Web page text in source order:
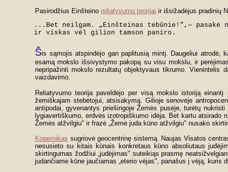
Pasirodžius Einšteino reliatyvumo teorijai ir išsižadėjus pradinių
...Bet neilgam. „Einšteinas tebūnie!",— pasakė
ir viskas vėl gilion tamson paniro.
Šis sąmojis atspindėjo gan paplitusią mintį. Daugeliui atrodė,
esamą mokslo išsivystymo pakopą su visu mokslu, ir
nepripažinti mokslo rezultatų objektyvaus tikrumo.
vaizdavimo.
Reliatyvumo teorija paveldėjo per visą mokslo istoriją
žemiškajam stebėtojui, atsisakymą. Gilioje senovėje
antipodai, gyvenantys priešingoje Žemės pusėje, turėtų
lygiavertiškumo, erdvės izotropiškumo idėja. Bet kartu
Žemės atžvilgiu" ir frazė „Žemė juda kūno atžvilgiu" nusako
Kopernikas sugriovė geocentrinę sistemą. Naujas Visatos
nesusieto su kitais kūnais konkretaus kūno absoliutaus
skirtingumas žodžiui „judėjimas" suteikiąs prasmę
judančiame kūne jaučiamas „eterio vėjas", panašus į vėją, kuris